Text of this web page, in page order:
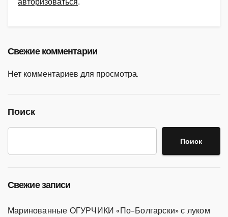
авторизоваться.
Свежие комментарии
Нет комментариев для просмотра.
Поиск
Поиск
Свежие записи
Маринованные ОГУРЧИКИ «По-Болгарски» с луком